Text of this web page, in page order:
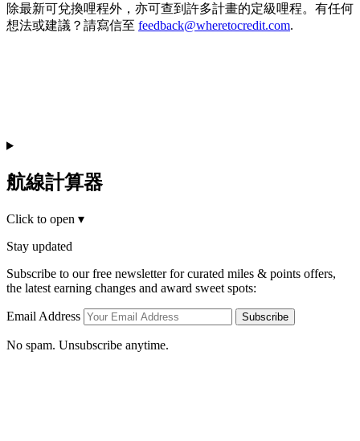
除最新可兌換哩程外，亦可查到許多計畫的定級哩程。有任何
想法或建議？請寫信至 feedback@wheretocredit.com.
航線計算器
Click to open ▾
Stay updated
Subscribe to our free newsletter for curated miles & points offers,
the latest earning changes and award sweet spots:
Email Address Subscribe
No spam. Unsubscribe anytime.